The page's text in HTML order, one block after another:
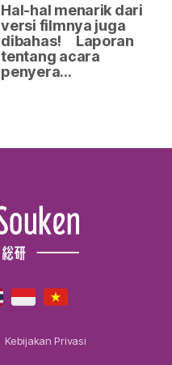
Hal-hal menarik dari
versi filmnya juga
dibahas! Laporan
tentang acara
penyera…
Kebijakan Privasi